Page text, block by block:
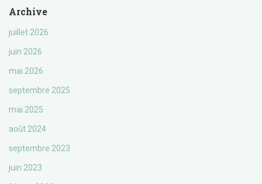
Archive
juillet 2026
juin 2026
mai 2026
septembre 2025
mai 2025
août 2024
septembre 2023
juin 2023